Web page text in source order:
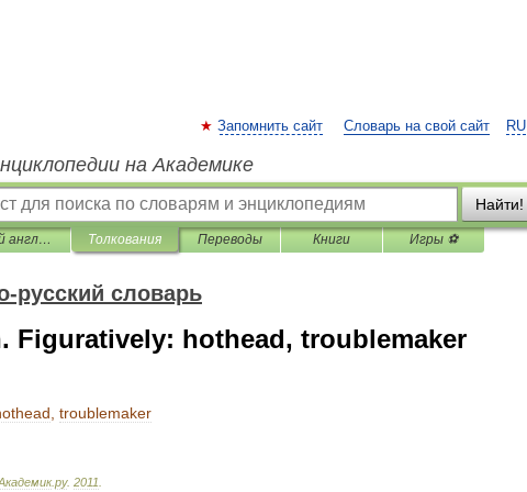
RU
Запомнить сайт Словарь на свой сайт
на Академике
Найти!
Универсальный англо-русский словарь Толкования Переводы Книги Игры ⚽
русский словарь
Figuratively: hothead, troublemaker
troublemaker
.ру. 2011